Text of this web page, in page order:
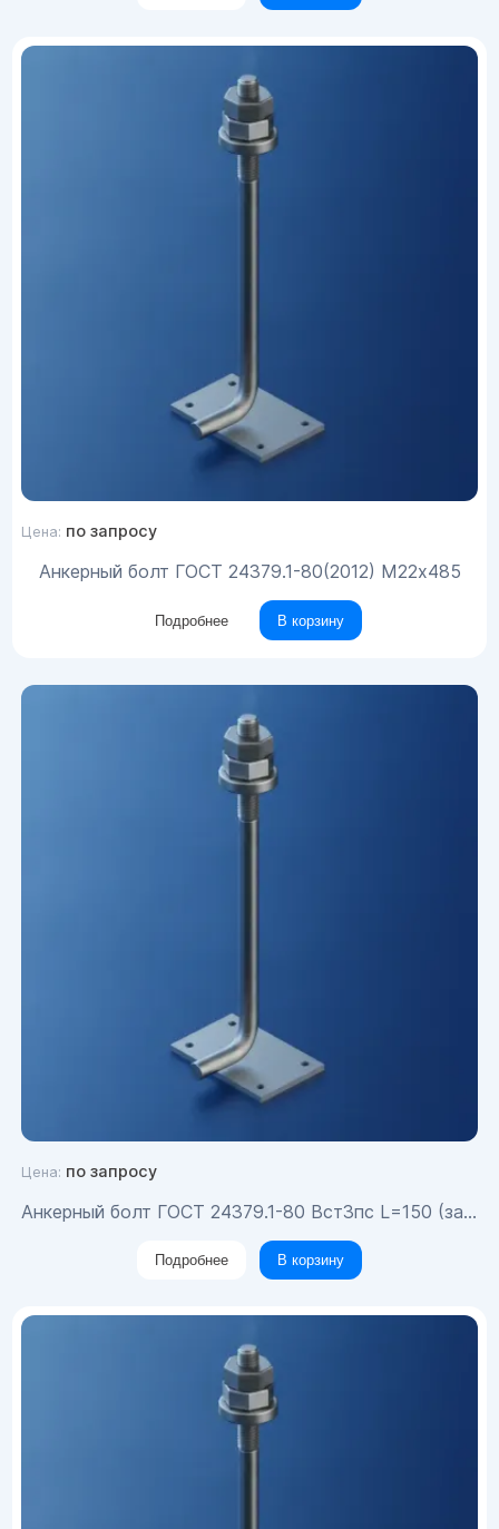
Цена: по запросу
Анкерный болт ГОСТ 24379.1-80(2012) М22х485
Подробнее В корзину
Цена: по запросу
Анкерный болт ГОСТ 24379.1-80 Вст3пс L=150 (загиб 100) М30х1035
Подробнее В корзину